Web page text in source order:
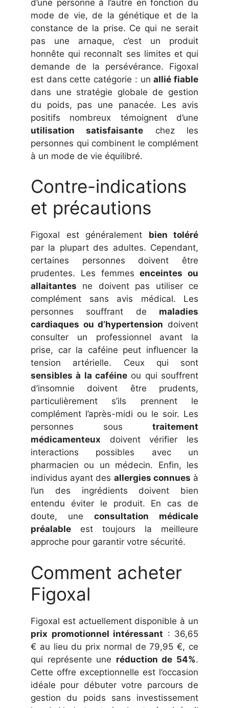
d’une personne à l’autre en fonction du
mode de vie, de la génétique et de la
constance de la prise. Ce qui ne serait
pas une arnaque, c’est un produit
honnête qui reconnaît ses limites et qui
demande de la persévérance. Figoxal
est dans cette catégorie : unallié fiable
dans une stratégie globale de gestion
du poids, pas une panacée. Les avis
positifs nombreux témoignent d’une
utilisation satisfaisante chez les
personnes qui combinent le complément
à un mode de vie équilibré.
Contre-indications
et précautions
Figoxal est généralement bien toléré
par la plupart des adultes. Cependant,
certaines personnes doivent être
prudentes. Les femmesenceintes ou
allaitantes ne doivent pas utiliser ce
complément sans avis médical. Les
personnes souffrant de maladies
cardiaques ou d’hypertension doivent
consulter un professionnel avant la
prise, car la caféine peut influencer la
tension artérielle. Ceux qui sont
sensibles à la caféine ou qui souffrent
d’insomnie doivent être prudents,
particulièrement s’ils prennent le
complément l’après-midi ou le soir. Les
personnes sous traitement
médicamenteux doivent vérifier les
interactions possibles avec un
pharmacien ou un médecin. Enfin, les
individus ayant des allergies connues à
l’un des ingrédients doivent bien
entendu éviter le produit. En cas de
doute, une consultation médicale
préalable est toujours la meilleure
approche pour garantir votre sécurité.
Comment acheter
Figoxal
Figoxal est actuellement disponible à un
prix promotionnel intéressant : 36,65
€ au lieu du prix normal de 79,95 €, ce
qui représente une réduction de 54%.
Cette offre exceptionnelle est l’occasion
idéale pour débuter votre parcours de
gestion du poids sans investissement